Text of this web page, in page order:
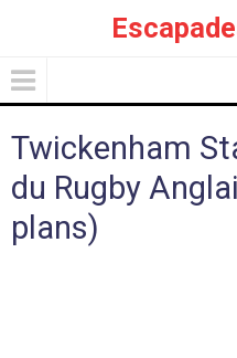
Twickenham
du Rugby
plans)